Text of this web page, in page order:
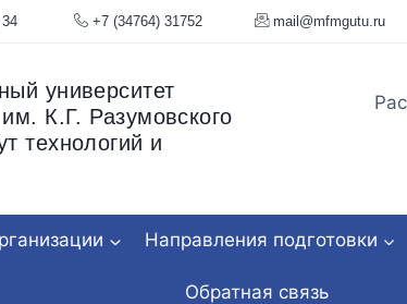
34 +7 (34764) 31752
университет
К.Г. Разумовского
технологий и
Направления подготовки
Обратная связь